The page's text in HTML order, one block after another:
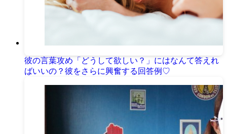
彼の言葉攻め「どうして欲しい？」にはなんて答えれ
ばいいの？彼をさらに興奮する回答例♡